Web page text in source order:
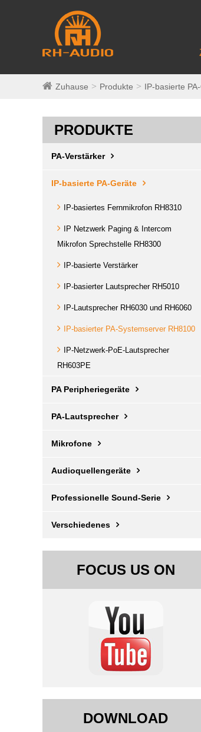
Zuhause Produkte IP-basierte
PRODUKTE
PA-Verstärker
IP-basierte PA-Geräte
IP-basiertes Fernmikrofon RH8310
IP Netzwerk Paging & Intercom
Mikrofon Sprechstelle RH8300
IP-basierte Verstärker
IP-basierter Lautsprecher RH5010
IP-Lautsprecher RH6030 und RH6060
IP-basierter PA-Systemserver RH8100
IP-Netzwerk-PoE-Lautsprecher
RH603PE
PA Peripheriegeräte
PA-Lautsprecher
Mikrofone
Audioquellengeräte
Professionelle Sound-Serie
Verschiedenes
FOCUS US ON
DOWNLOAD